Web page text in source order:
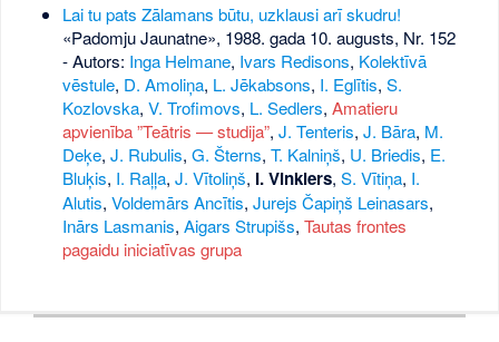
Lai tu pats Zālamans būtu, uzklausi arī skudru!
«Padomju Jaunatne», 1988. gada 10. augusts, Nr. 152
- Autors: Inga Helmane, Ivars Redisons, Kolektīvā
vēstule, D. Amoliņa, L. Jēkabsons, I. Eglītis, S.
Kozlovska, V. Trofimovs, L. Sedlers, Amatieru
apvienība ”Teātris — studija”, J. Tenteris, J. Bāra, M.
Deķe, J. Rubulis, G. Šterns, T. Kalniņš, U. Briedis, E.
Bluķis, I. Raļļa, J. Vītoliņš, I. Vinklers, S. Vītiņa, I.
Alutis, Voldemārs Ancītis, Jurejs Čapiņš Leinasars,
Inārs Lasmanis, Aigars Strupišs, Tautas frontes
pagaidu iniciatīvas grupa